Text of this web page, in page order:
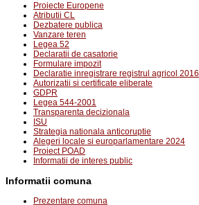
Proiecte Europene
Atributii CL
Dezbatere publica
Vanzare teren
Legea 52
Declaratii de casatorie
Formulare impozit
Declaratie inregistrare registrul agricol 2016
Autorizatii si certificate eliberate
GDPR
Legea 544-2001
Transparenta decizionala
ISU
Strategia nationala anticoruptie
Alegeri locale si europarlamentare 2024
Proiect POAD
Informatii de interes public
Informatii comuna
Prezentare comuna